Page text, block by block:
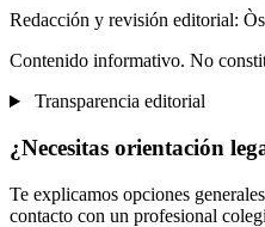
Redacción y revisión editorial:
Contenido informativo. No
Transparencia editorial
¿Necesitas orientación
Te explicamos opciones
contacto con un profesional